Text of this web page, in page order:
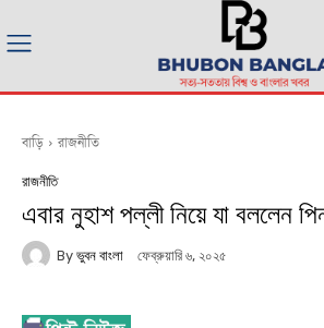
বাড়ি রাজনীতি
রাজনীতি
এবার নুহাশ পল্লী নিয়ে যা বললেন
By ভুবন বাংলা ফেব্রুয়ারি ৬, ২০২৫